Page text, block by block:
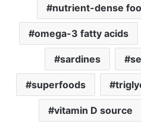
nutrient-dense
omega-3 fatty acids
sardines
superfoods
vitamin D source